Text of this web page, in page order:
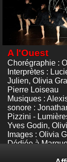
A l'Ouest
Chorégraphie :
Interprètes :
Julien, Olivia
Pierre Loiseau
Musiques :
sonore :
Pizzini -
Yves Godin,
Images : Olivia
Dédiée à
Festival de